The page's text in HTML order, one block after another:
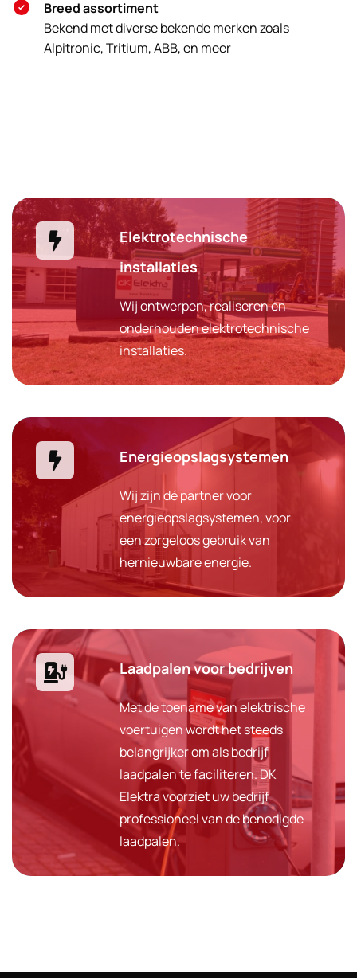
Breed assortiment
Bekend met diverse bekende merken zoals
Alpitronic, Tritium, ABB, en meer
Elektrotechnische
installaties
Wij ontwerpen, realiseren en
onderhouden elektrotechnische
installaties.
Energieopslagsystemen
Wij zijn dé partner voor
energieopslagsystemen, voor
een zorgeloos gebruik van
hernieuwbare energie.
Laadpalen voor bedrijven
Met de toename van elektrische
voertuigen wordt het steeds
belangrijker om als bedrijf
laadpalen te faciliteren. DK
Elektra voorziet uw bedrijf
professioneel van de benodigde
laadpalen.